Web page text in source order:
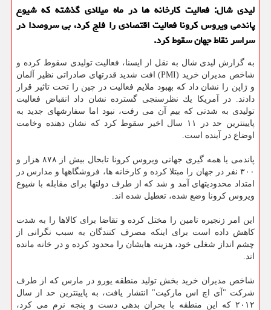
لیدی شال: فعالیت كارخانه ها در ماه میلادی گذشته كه شیوع
پاندمی ویروس كرونا فعالیت اقتصادی را فلج كرد، بی سروصدا در
سراسر نقاط جهان سقوط كرد.
به گزارش لیدی شال به نقل از ایسنا، فعالیت تولیدی سقوط كرده و
شاخص مدیران خرید (PMI) افت شدید قدرتهای صادراتی نظیر آلمان
و ژاپن را نشان داد كه بهبود ملایم فعالیت در چین را تحت تاثیر قرار
دادند. در آمریكا یك نظرسنجی گسترده نشان داد انقباض فعالیت
تولیدی به شدتی كه بیم آن می رفت، نبود اما سفارشهای جدید به
پایینترین حد در ۱۱ سال اخیر سقوط كرد كه نشان دهنده وخامت
اوضاع در آینده است.
پاندمی یا همه گیری جهانی ویروس كرونا تابحال بیش از ۸۷۸ هزار و
۳۰۰ نفر در جهان را مبتلا كرده و كارخانه ها، فروشگاهها و مدارس در
امتداد محدودیتهای آمد و شد كه از طرف دولتها برای مقابله با شیوع
ویروس كرونا وضع شده، تعطیل شده اند.
این امر زنجیره تامین را مختل كرده و تقاضا برای كالاها را به شدت
كاهش داده است برای اینكه مصرف كنندگان به سبب نگرانی از
چشم انداز شغلی خود، هزینه هایشان را محدود كرده و در خانه مانده
اند.
شاخص مدیران خرید بخش تولید منطقه یورو در مارس كه از طرف
شركت "آی اچ اس ماركیت" انتشار یافت، به پایینترین حد از سال
۲۰۱۲ كه این منطقه با بحران بدهی دست و پنجه نرم می كرد،